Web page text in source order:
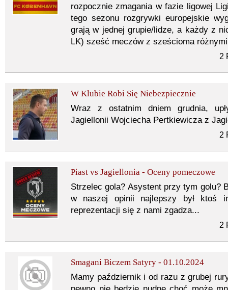
rozpocznie zmagania w fazie ligowej
tego sezonu rozgrywki europejskie
grają w jednej grupie/lidze, a każdy z
LK) sześć meczów z sześcioma
2
W Klubie Robi Się Niebezpiecznie
Wraz z ostatnim dniem grudnia,
Jagiellonii Wojciecha Pertkiewicza z
2
Piast vs Jagiellonia - Oceny pomeczowe
Strzelec gola? Asystent przy tym golu?
w naszej opinii najlepszy był ktoś
reprezentacji się z nami zgadza...
2
Smagani Biczem Satyry - 01.10.2024
Mamy październik i od razu z grubej